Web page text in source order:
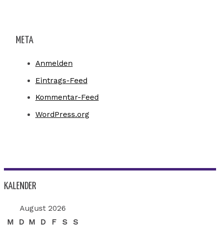
META
Anmelden
Eintrags-Feed
Kommentar-Feed
WordPress.org
KALENDER
August 2026
M
D M D F S
S